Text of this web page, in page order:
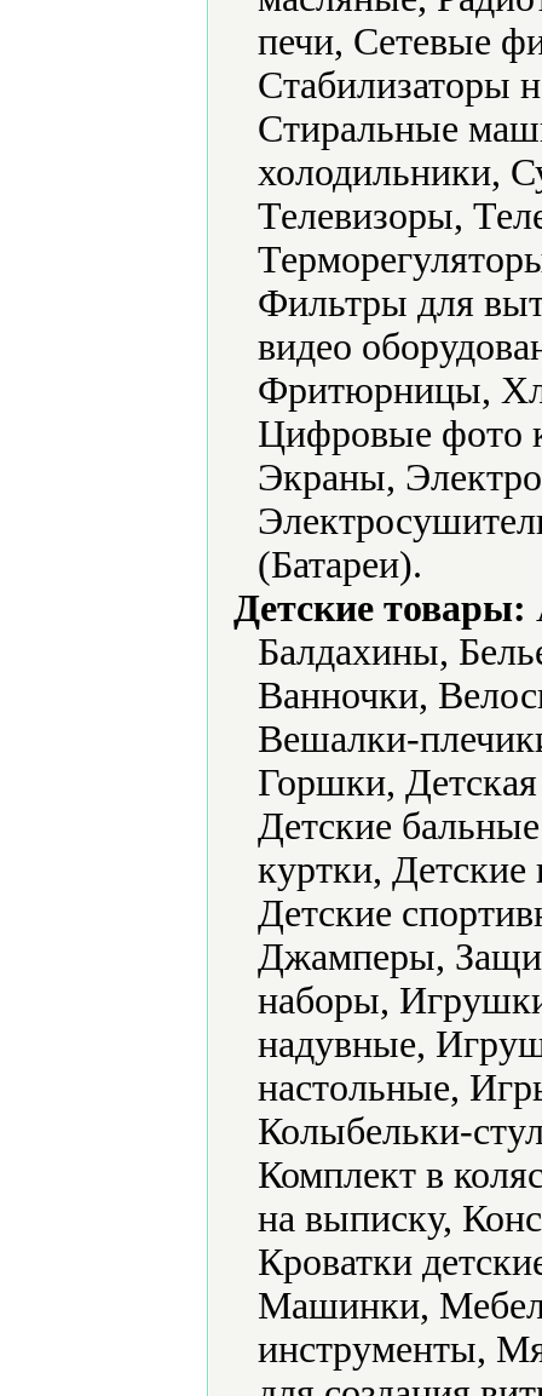
печи, Сетевые
Стабилизаторы
Стиральные
холодильники,
Телевизоры,
Фильтры для
видео
Фритюрницы,
Цифровые фото
Экраны,
(Батареи).
Детские товары:
Балдахины,
Ванночки,
Вешалки-
Горшки,
Детские
куртки, Детские
Детские
Джамперы,
наборы,
надувные,
настольные,
Колыбельки-
Комплект в
на выписку,
Кроватки
Машинки,
инструменты,